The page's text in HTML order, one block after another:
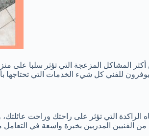
المشاكل المزعجة التي تؤثر سلبا على
للفني كل شيء الخدمات التي
التي تؤثر على راحتك وراحت
الفنيين المدربين بخبرة واسعة في التعامل